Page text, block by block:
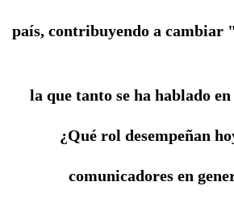
país, contribuyendo a cambiar
la que tanto se ha hablado
¿Qué rol desempeñan
comunicadores en